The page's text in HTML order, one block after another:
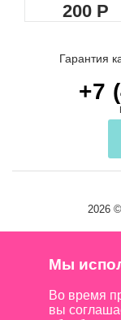
200
Гарантия
+7
2026 ©
Мы
Во время
вы